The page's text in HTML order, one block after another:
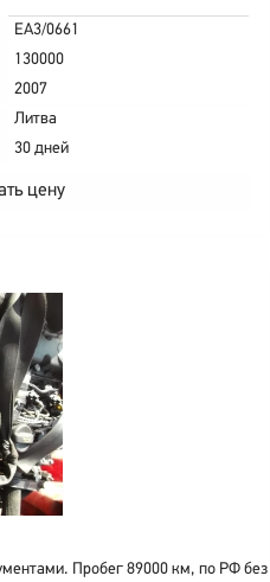
EA3/0661
130000
2007
Литва
30 дней
цену
Пробег 89000 км, по РФ без